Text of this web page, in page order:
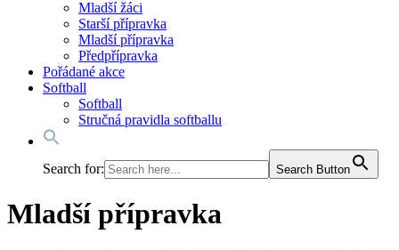
Mladší žáci
Starší přípravka
Mladší přípravka
Předpřípravka
Pořádané akce
Softball
Softball
Stručná pravidla softballu
Search for: Search Button
Mladší přípravka